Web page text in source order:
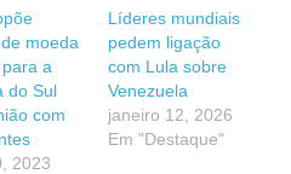
moeda
a
do Sul
com
2023
Líderes mundiais
pedem ligação
com Lula sobre
Venezuela
janeiro 12, 2026
Em "Destaque"